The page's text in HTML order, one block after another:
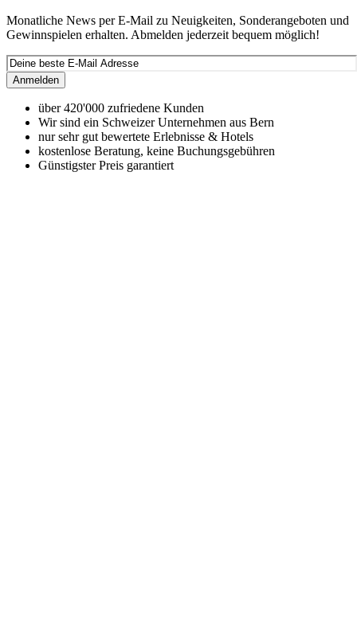
Monatliche News per E-Mail zu Neuigkeiten, Sonderangeboten und
Gewinnspielen erhalten. Abmelden jederzeit bequem möglich!
Anmelden
über 420'000 zufriedene Kunden
Wir sind ein Schweizer Unternehmen aus Bern
nur sehr gut bewertete Erlebnisse & Hotels
kostenlose Beratung, keine Buchungsgebühren
Günstigster Preis garantiert